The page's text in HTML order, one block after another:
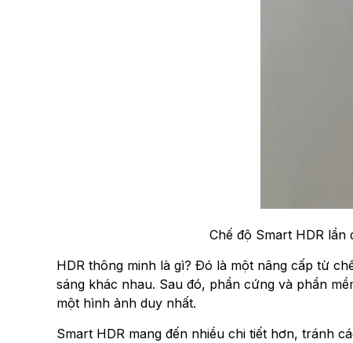
Chế độ Smart HDR
HDR thông minh là gì? Đó là một nâng cấp từ
sáng khác nhau. Sau đó, phần cứng và phần
một hình ảnh duy nhất.
Smart HDR mang đến nhiều chi tiết hơn, tránh